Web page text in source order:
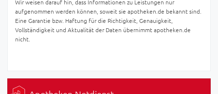
Wir weisen darauf hin, dass Informationen zu Leistungen nur
aufgenommen werden können, soweit sie apotheken.de bekannt sind.
Eine Garantie bzw. Haftung für die Richtigkeit, Genauigkeit,
Vollständigkeit und Aktualität der Daten übernimmt apotheken.de
nicht.